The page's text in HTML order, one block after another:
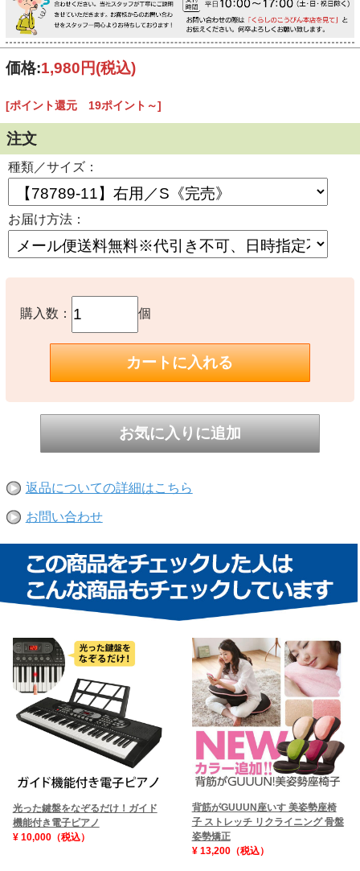
価格:1,980円(税込)
[ポイント還元 19ポイント～]
注文
種類／サイズ：
お届け方法：
購入数： 個
返品についての詳細はこちら
お問い合わせ
光った鍵盤をなぞるだけ！ガイド
機能付き電子ピアノ
¥ 10,000（税込）
背筋がGUUUN座いす 美姿勢座椅
子 ストレッチ リクライニング 骨盤
姿勢矯正
¥ 13,200（税込）